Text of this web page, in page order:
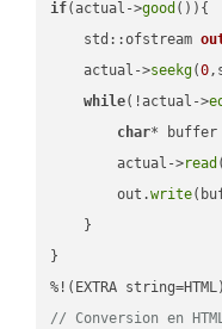
if(actual->good ()){
std::ofstream
    actual->
seekg(0
while(!actual->
char* buffer
        actual->
read
        out.
write
    }
}
// Conversion en